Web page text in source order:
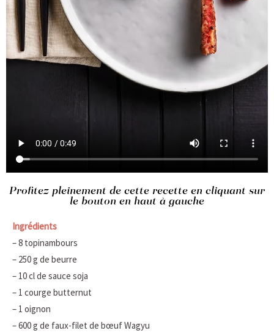
Profitez pleinement de cette recette en cliquant sur
le bouton en haut à gauche
Ingrédients
– 8 topinambours
– 250 g de beurre
– 10 cl de sauce soja
– 1 courge butternut
– 1 oignon
– 600 g de faux-filet de bœuf Wagyu